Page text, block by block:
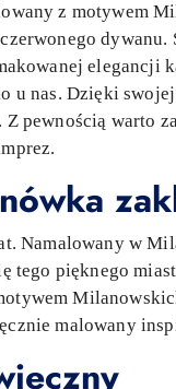
z motywem
u nas. Dzięki
pewnością warto
Namalowany w
tego pięknego
malowany